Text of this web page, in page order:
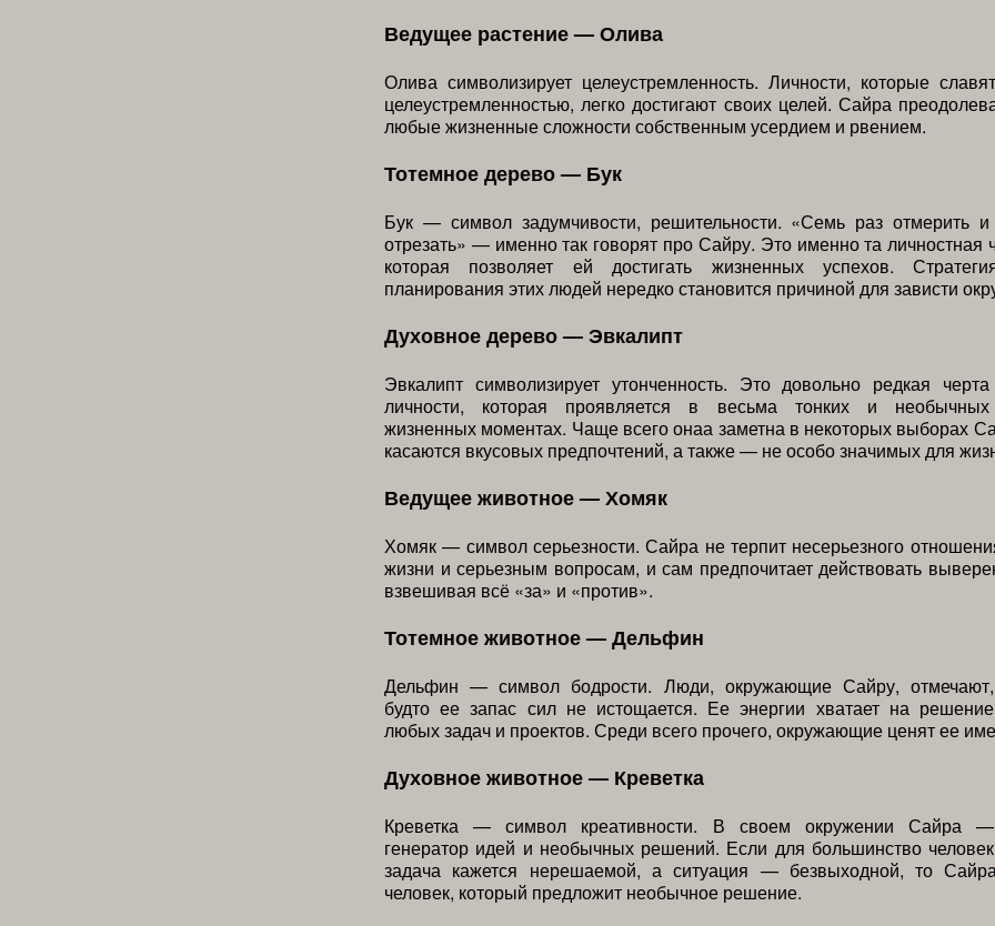
Ведущее растение — Олива
Олива символизирует целеустремленность. Личности, которые
целеустремленностью, легко достигают своих целей. Сайра
любые жизненные сложности собственным усердием и рвением.
Тотемное дерево — Бук
Бук — символ задумчивости, решительности. «Семь раз отмерить
отрезать» — именно так говорят про Сайру. Это именно та личностная
которая позволяет ей достигать жизненных успехов.
планирования этих людей нередко становится причиной для зависти
Духовное дерево — Эвкалипт
Эвкалипт символизирует утонченность. Это довольно редкая черта
личности, которая проявляется в весьма тонких и необычных
жизненных моментах. Чаще всего онаа заметна в некоторых выборах
касаются вкусовых предпочтений, а также — не особо значимых для
Ведущее животное — Хомяк
Хомяк — символ серьезности. Сайра не терпит несерьезного
жизни и серьезным вопросам, и сам предпочитает действовать
взвешивая всё «за» и «против».
Тотемное животное — Дельфин
Дельфин — символ бодрости. Люди, окружающие Сайру, отмечают,
будто ее запас сил не истощается. Ее энергии хватает на решение
любых задач и проектов. Среди всего прочего, окружающие ценят ее
Духовное животное — Креветка
Креветка — символ креативности. В своем окружении Сайра —
генератор идей и необычных решений. Если для большинство человек
задача кажется нерешаемой, а ситуация — безвыходной, то
человек, который предложит необычное решение.